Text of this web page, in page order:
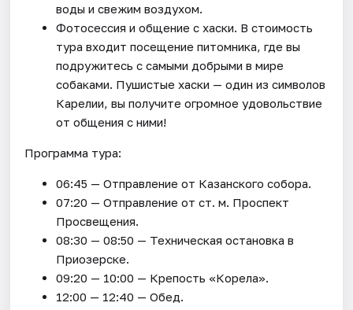
воды и свежим воздухом.
Фотосессия и общение с хаски. В стоимость
тура входит посещение питомника, где вы
подружитесь с самыми добрыми в мире
собаками. Пушистые хаски — один из символов
Карелии, вы получите огромное удовольствие
от общения с ними!
Программа тура:
06:45 — Отправление от Казанского собора.
07:20 — Отправление от ст. м. Проспект
Просвещения.
08:30 — 08:50 — Техническая остановка в
Приозерске.
09:20 — 10:00 — Крепость «Корела».
12:00 — 12:40 — Обед.